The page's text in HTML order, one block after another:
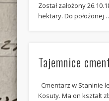
Został założony
hektary. Do położonej
Tajemnice
Cmentarz w Staninie
Kosuty. Ma on kształt